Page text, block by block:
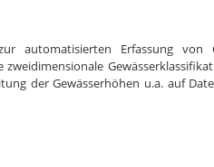
automatisierten Erfassung von
der Gewässerhöhen u.a. auf